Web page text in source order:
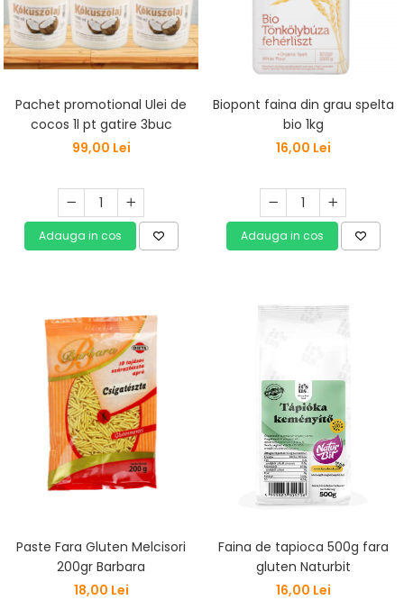
Vitamine Gal
Pachet promotional Ulei de
cocos 1l pt gatire 3buc
99,00 Lei
Adauga in cos
Biopont faina din grau spelta
bio 1kg
16,00 Lei
Adauga in cos
Paste Fara Gluten Melcisori
200gr Barbara
18,00 Lei
Faina de tapioca 500g fara
gluten Naturbit
16,00 Lei